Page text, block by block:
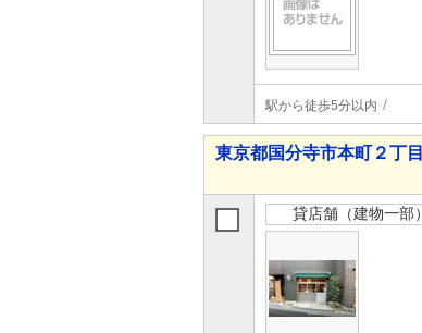
駅から徒歩5分以内
東京都国分寺市本町２丁目
貸店舗（建物一部）